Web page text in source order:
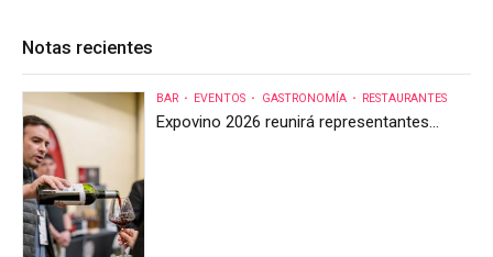
Notas recientes
BAR EVENTOS GASTRONOMÍA RESTAURANTES
Expovino 2026 reunirá representantes